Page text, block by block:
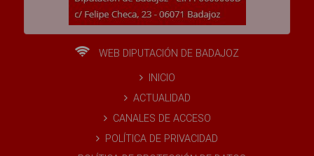
WEB DIPUTACIÓN DE BADAJOZ
INICIO
ACTUALIDAD
CANALES DE ACCESO
POLÍTICA DE PRIVACIDAD